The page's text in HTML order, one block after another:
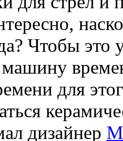
Чтобы это
машину
для
дизайнер